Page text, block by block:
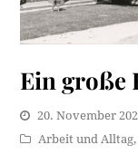
Ein große
20. November
Arbeit und Alltag